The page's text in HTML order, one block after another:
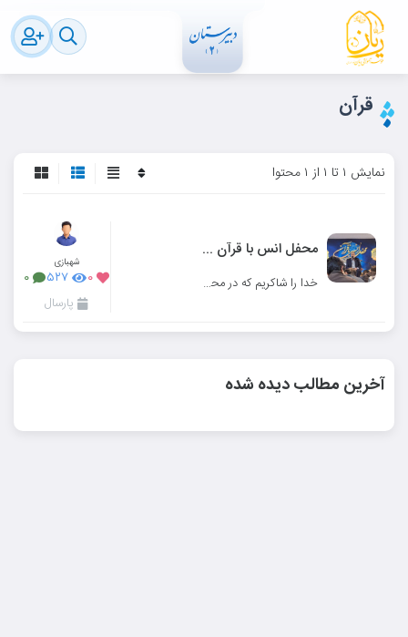
قرآن
نمایش ۱ تا ۱ از ۱ محتوا
محفل انس با قرآن در دبیرستان ریان
خدا را شاکریم که در محضر قرآن بودیم...
شهبازی
۰ ۵۲۷ ۰
پارسال
آخرین مطالب دیده شده